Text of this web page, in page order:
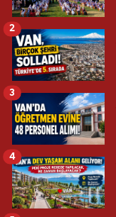
2
3
4